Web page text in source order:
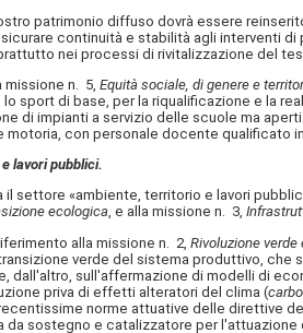
patrimonio diffuso dovrà essere
continuità e stabilità agli interventi
nei processi di rivitalizzazione del
n. 5,Equità sociale, di genere e
sport di base, per la riqualificazione e la
di impianti a servizio delle scuole ma
motoria, con personale docente qualificato
lavori pubblici.
settore «ambiente, territorio e lavori
ecologica, e alla missione n. 3,
alla missione n. 2,Rivoluzione
verde del sistema produttivo, che
dall'altro, sull'affermazione di modelli di
priva di effetti alteratori del clima (
norme attuative delle direttive
da sostegno e catalizzatore per